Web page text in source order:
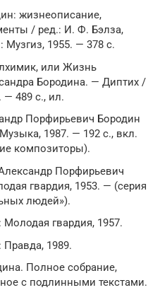
жизнеописание,
/ ред.: И. Ф. Бэлза,
: Музгиз, 1955. — 378 с.
или Жизнь
Бородина. — Диптих /
— 489 с., ил.
Порфирьевич Бородин
1987. — 192 с., вкл.
композиторы).
Порфирьевич
гвардия, 1953. — (серия
людей»).
: Молодая гвардия, 1957.
: Правда, 1989.
Полное собрание,
с подлинными текстами.